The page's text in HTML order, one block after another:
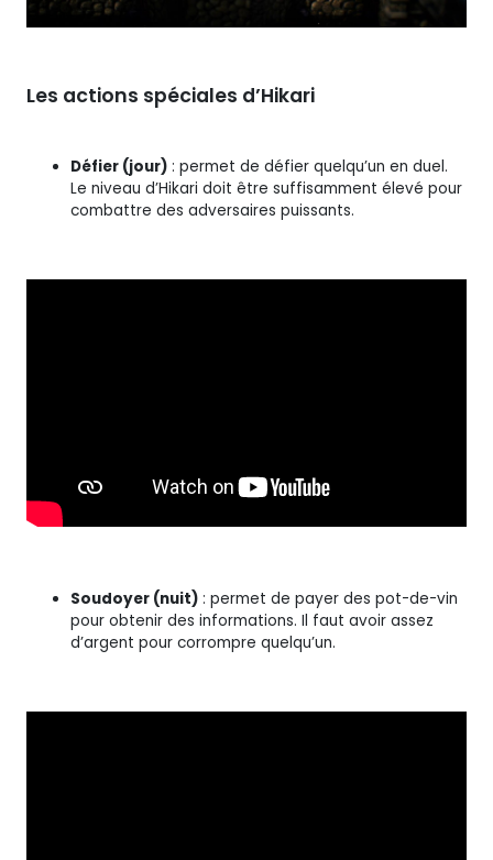
Les actions spéciales d’Hikari
Défier (jour) : permet de défier quelqu’un en duel.
Le niveau d’Hikari doit être suffisamment élevé pour
combattre des adversaires puissants.
Soudoyer (nuit) : permet de payer des pot-de-vin
pour obtenir des informations. Il faut avoir assez
d’argent pour corrompre quelqu’un.